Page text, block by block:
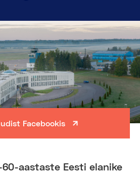
Facebookis
60-aastaste Eesti elanike